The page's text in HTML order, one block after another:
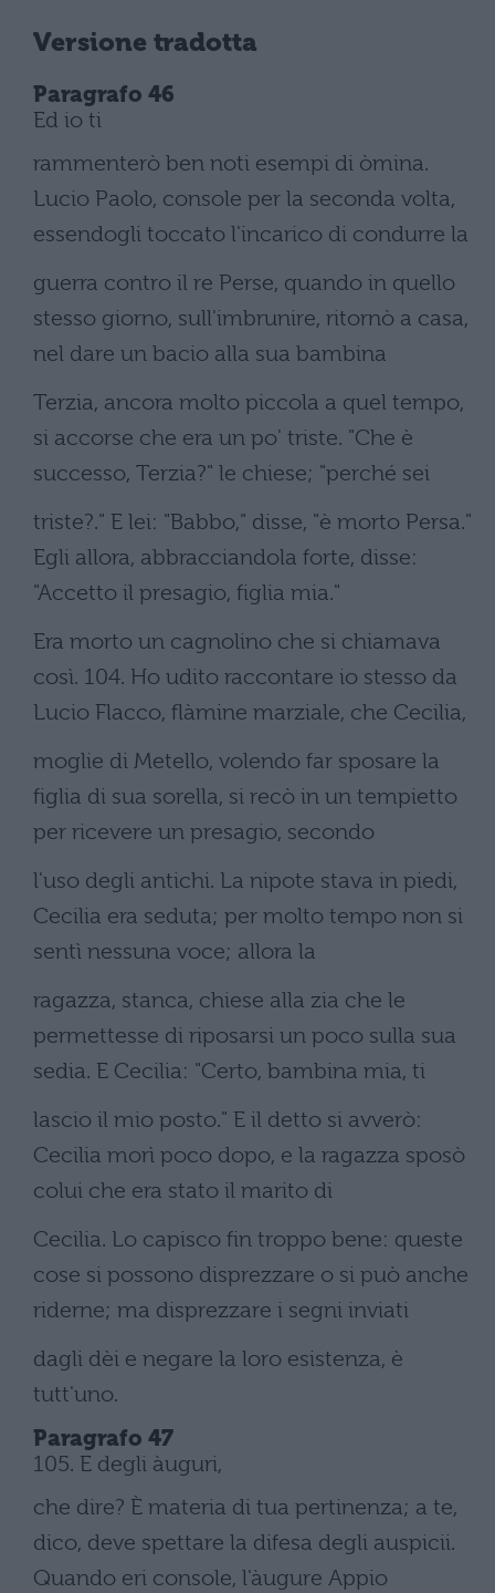
Versione tradotta
Paragrafo 46
Ed io ti
rammenterò ben noti esempi di òmina.
Lucio Paolo, console per la seconda volta,
essendogli toccato l'incarico di condurre la
guerra contro il re Perse, quando in quello
stesso giorno, sull'imbrunire, ritornò a casa,
nel dare un bacio alla sua bambina
Terzia, ancora molto piccola a quel tempo,
si accorse che era un po' triste. "Che è
successo, Terzia?" le chiese; "perché sei
triste?." E lei: "Babbo," disse, "è morto Persa."
Egli allora, abbracciandola forte, disse:
"Accetto il presagio, figlia mia."
Era morto un cagnolino che si chiamava
così. 104. Ho udito raccontare io stesso da
Lucio Flacco, flàmine marziale, che Cecilia,
moglie di Metello, volendo far sposare la
figlia di sua sorella, si recò in un tempietto
per ricevere un presagio, secondo
l'uso degli antichi. La nipote stava in piedi,
Cecilia era seduta; per molto tempo non si
sentì nessuna voce; allora la
ragazza, stanca, chiese alla zia che le
permettesse di riposarsi un poco sulla sua
sedia. E Cecilia: "Certo, bambina mia, ti
lascio il mio posto." E il detto si avverò:
Cecilia morì poco dopo, e la ragazza sposò
colui che era stato il marito di
Cecilia. Lo capisco fin troppo bene: queste
cose si possono disprezzare o si può anche
riderne; ma disprezzare i segni inviati
dagli dèi e negare la loro esistenza, è
tutt'uno.
Paragrafo 47
105. E degli àuguri,
che dire? È materia di tua pertinenza; a te,
dico, deve spettare la difesa degli auspicii.
Quando eri console, l'àugure Appio